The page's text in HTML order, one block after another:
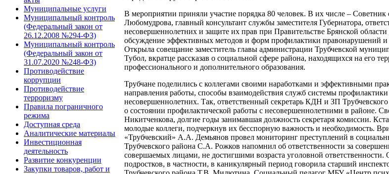
Муниципальные услуги
Муниципальный контроль
(Федеральный закон от
26.12.2008 №294-ФЗ)
Муниципальный контроль
(Федеральный закон от
31.07.2020 №248-ФЗ)
Противодействие
коррупции
Противодействие
терроризму
Правила пограничного
режима
Доступная среда
Аналитические материалы
Инвестиционная
деятельность
Развитие конкуренции
Закупки товаров, работ и
В мероприятии приняли участие порядка 80 человек. В их числе –
Любомудрова, главный консультант службы заместителя Губернатора,
несовершеннолетних и защите их прав при Правительстве Брянской
обсуждение эффективных методов и форм профилактики правонарушений и
Открыла совещание заместитель главы администрации Трубчевской
Тубол, вкратце рассказав о социальной сфере района, находящихся на его
профессионального и дополнительного образования.
Трубчане поделились с коллегами своими наработками и эффективными
направления работы, способы взаимодействия служб системы
несовершеннолетних. Так, ответственный секретарь КДН и ЗП
о состоянии профилактической работы с несовершеннолетними в районе.
Никитченкова, долгие годы занимавшая должность секретаря комиссии.
молодые коллеги, подчеркнув их бесспорную важность и
«Трубчевский» А.А. Демьянов провел мониторинг преступлений в
Трубчевского района С.А. Рожков напомнил об ответственности за
совершаемых лицами, не достигшими возраста уголовной ответственности.
подростков, в частности, в каникулярный период говорила старший